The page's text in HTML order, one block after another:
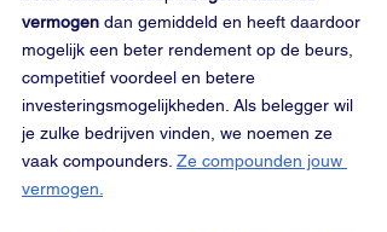
vermogen dan gemiddeld en heeft daardoor
mogelijk een beter rendement op de beurs,
competitief voordeel en betere
investeringsmogelijkheden. Als belegger wil
je zulke bedrijven vinden, we noemen ze
vaak compounders. Ze compounden jouw
vermogen.